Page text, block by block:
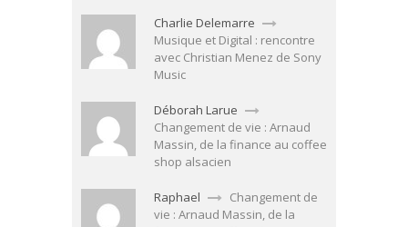
Charlie Delemarre
Musique et Digital : rencontre
avec Christian Menez de Sony
Music
Déborah Larue
Changement de vie : Arnaud
Massin, de la finance au coffee
shop alsacien
Raphael
Changement de
vie : Arnaud Massin, de la